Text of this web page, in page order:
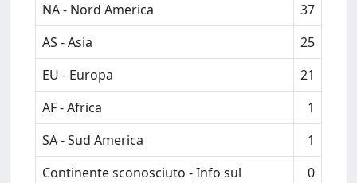
NA - Nord America
37
AS - Asia
25
EU - Europa
21
AF - Africa
1
SA - Sud America
1
Continente sconosciuto - Info sul
0